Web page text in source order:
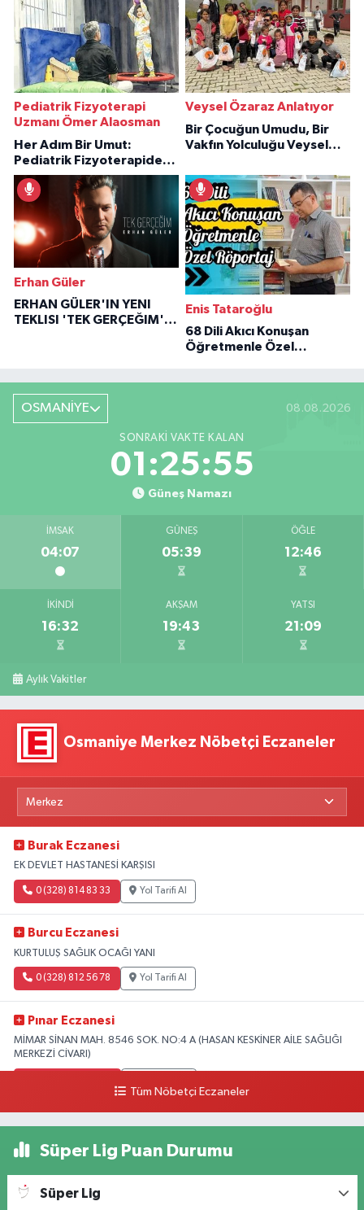
Pediatrik Fizyoterapi
Uzmanı Ömer Alaosman
Her Adım Bir Umut:
Pediatrik Fizyoterapiden
İlham Veren Hikâyeler
Veysel Özaraz Anlatıyor
Bir Çocuğun Umudu, Bir
Vakfın Yolculuğu Veysel
Erhan Güler
ERHAN GÜLER'IN YENI
TEKLISI 'TEK GERÇEĞIM'LE
Enis Tataroğlu
68 Dili Akıcı Konuşan
Öğretmenle Özel
OSMANİYE 08.08.2026
SONRAKI VAKTE KALAN
01:25:54
Güneş Namazı
İMSAK
04:07
GÜNEŞ
05:39
ÖĞLE
12:46
İKINDI
16:32
AKŞAM
19:43
YATSI
21:09
Aylık Vakitler
Osmaniye Merkez Nöbetçi Eczaneler
Burak Eczanesi
EK DEVLET HASTANESİ KARŞISI
0 (328) 814 83 33 Yol Tarifi Al
Burcu Eczanesi
KURTULUŞ SAĞLIK OCAĞI YANI
0 (328) 812 56 78 Yol Tarifi Al
Pınar Eczanesi
MİMAR SİNAN MAH. 8546 SOK. NO:4 A (HASAN KESKİNER AİLE SAĞLIĞI
MERKEZİ CİVARI)
Tüm Nöbetçi Eczaneler
Süper Lig Puan Durumu
Süper Lig